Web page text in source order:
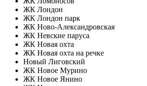
ЖК Лондон
ЖК Лондон парк
ЖК Ново-Александровская
ЖК Невские паруса
ЖК Новая охта
ЖК Новая охта на речке
Новый Лиговский
ЖК Новое Мурино
ЖК Новое Янино